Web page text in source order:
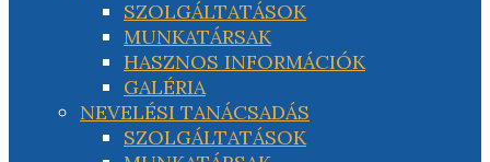
SZOLGÁLTATÁSOK
MUNKATÁRSAK
HASZNOS INFORMÁCIÓK
GALÉRIA
NEVELÉSI TANÁCSADÁS
SZOLGÁLTATÁSOK